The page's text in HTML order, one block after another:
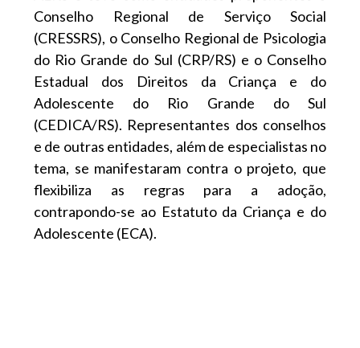
Conselho Regional de Serviço Social
(CRESSRS), o Conselho Regional de Psicologia
do Rio Grande do Sul (CRP/RS) e o Conselho
Estadual dos Direitos da Criança e do
Adolescente do Rio Grande do Sul
(CEDICA/RS). Representantes dos conselhos
e de outras entidades, além de especialistas no
tema, se manifestaram contra o projeto, que
flexibiliza as regras para a adoção,
contrapondo-se ao Estatuto da Criança e do
Adolescente (ECA).